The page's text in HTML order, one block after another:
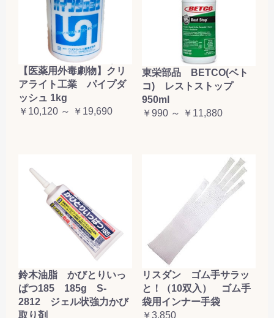
【医薬用外毒劇物】クリ
アライト工業 パイプダ
ッシュ 1kg
￥10,120 ～ ￥19,690
東栄部品 BETCO(ベト
コ) レストストップ
950ml
￥990 ～ ￥11,880
鈴木油脂 かびとりいっ
ぱつ185 185g S-
2812 ジェル状強力かび
取り剤
リスダン ゴム手サラッ
と！（10双入） ゴム手
袋用インナー手袋
￥3,850